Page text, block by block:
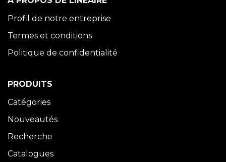
Profil de notre entreprise
Termes et conditions
Politique de confidentialité
PRODUITS
Catégories
Nouveautés
Recherche
Catalogues